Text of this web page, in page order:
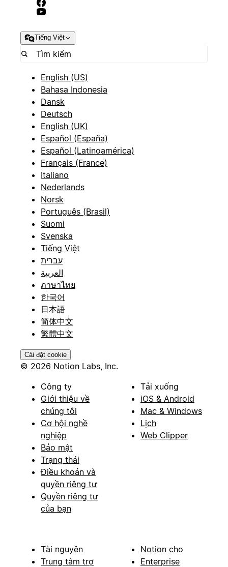
Tiếng Việt
English (US)
Bahasa Indonesia
Dansk
Deutsch
English (UK)
Español (España)
Español (Latinoamérica)
Français (France)
Italiano
Nederlands
Norsk
Português (Brasil)
Suomi
Svenska
Tiếng Việt
עברית
العربية
ภาษาไทย
한국어
日本語
简体中文
繁體中文
Cài đặt cookie
© 2026 Notion Labs, Inc.
Công ty
Giới thiệu về
chúng tôi
Cơ hội nghề
nghiệp
Bảo mật
Trạng thái
Điều khoản và
quyền riêng tư
Quyền riêng tư
của bạn
Tải xuống
iOS & Android
Mac & Windows
Lịch
Web Clipper
Tài nguyên
Trung tâm trợ
Notion cho
Enterprise